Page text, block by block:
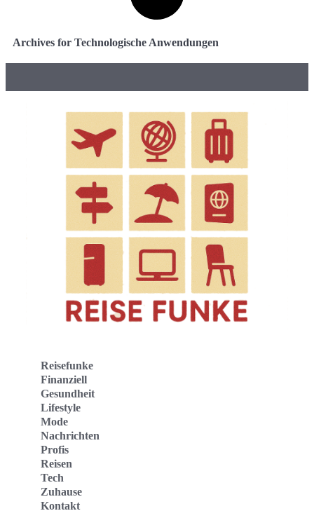
Archives for Technologische Anwendungen
Reisefunke
Finanziell
Gesundheit
Lifestyle
Mode
Nachrichten
Profis
Reisen
Tech
Zuhause
Kontakt